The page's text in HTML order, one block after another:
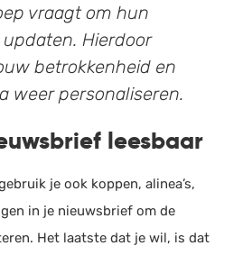
vraagt om hun
Hierdoor
betrokkenheid en
weer personaliseren.
leesbaar
je ook koppen, alinea’s,
in je nieuwsbrief om de
Het laatste dat je wil, is dat